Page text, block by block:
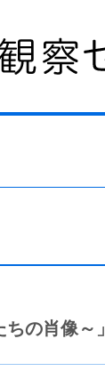
の肖像～」